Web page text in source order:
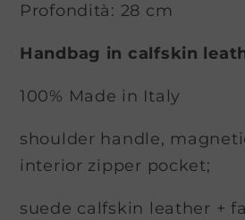
Profondità: 28 cm
Handbag in calfskin
100% Made in Italy
shoulder handle,
interior zipper pocket;
suede calfskin leather +